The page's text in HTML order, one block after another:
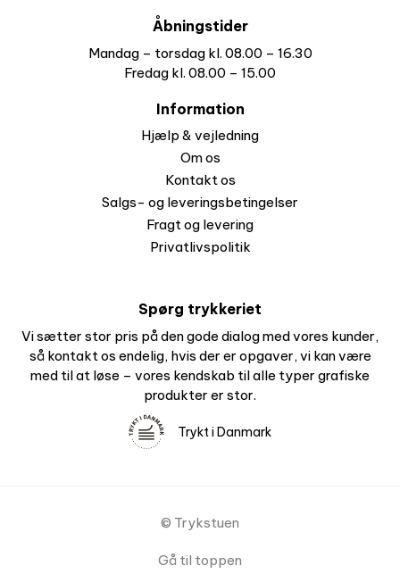
Åbningstider
Mandag – torsdag kl. 08.00 – 16.30
Fredag kl. 08.00 – 15.00
Information
Hjælp & vejledning
Om os
Kontakt os
Salgs- og leveringsbetingelser
Fragt og levering
Privatlivspolitik
Spørg trykkeriet
Vi sætter stor pris på den gode dialog med vores kunder,
så kontakt os endelig, hvis der er opgaver, vi kan være
med til at løse – vores kendskab til alle typer grafiske
produkter er stor.
Trykt i Danmark
© Trykstuen
Gå til toppen